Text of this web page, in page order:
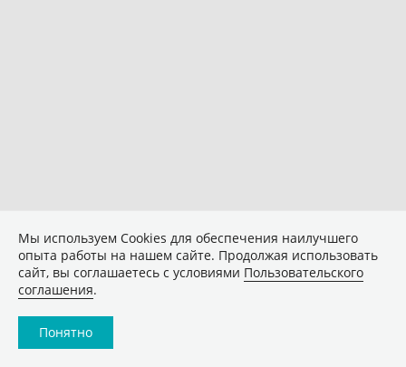
Мы используем Сookies для обеспечения наилучшего
опыта работы на нашем сайте. Продолжая использовать
сайт, вы соглашаетесь с условиями Пользовательского
соглашения.
Понятно